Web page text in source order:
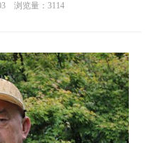
浏览量： 3114